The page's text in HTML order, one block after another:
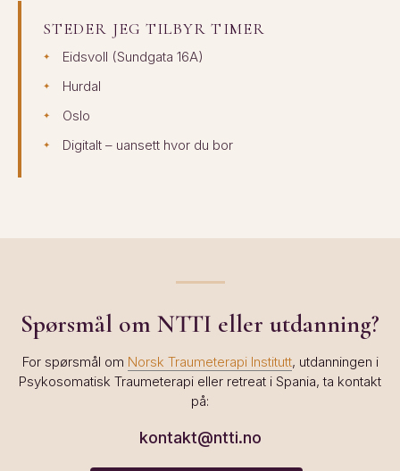
STEDER JEG TILBYR TIMER
Eidsvoll (Sundgata 16A)
Hurdal
Oslo
Digitalt – uansett hvor du bor
Spørsmål om NTTI eller utdanning?
For spørsmål om Norsk Traumeterapi Institutt, utdanningen i
Psykosomatisk Traumeterapi eller retreat i Spania, ta kontakt
på:
kontakt@ntti.no